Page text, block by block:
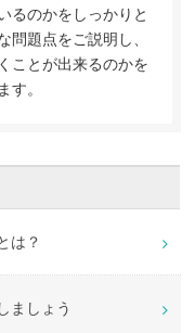
るのかをしっかりと
問題点をご説明し、
ことが出来るのかを
す。
は？
ましょう